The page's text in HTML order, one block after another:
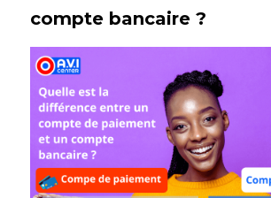
compte bancaire ?